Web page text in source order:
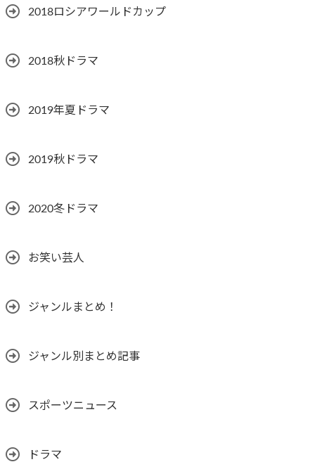
2018ロシアワールドカップ
2018秋ドラマ
2019年夏ドラマ
2019秋ドラマ
2020冬ドラマ
お笑い芸人
ジャンルまとめ！
ジャンル別まとめ記事
スポーツニュース
ドラマ